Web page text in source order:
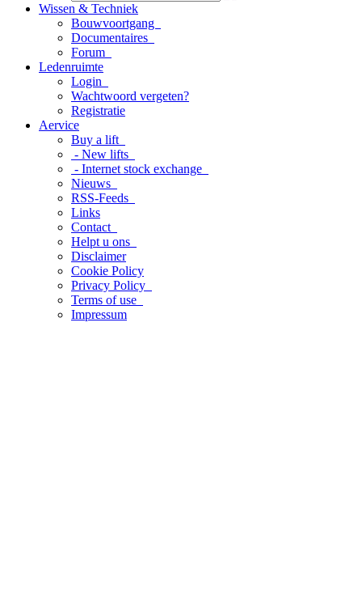
Wissen & Techniek
Bouwvoortgang
Documentaires
Forum
Ledenruimte
Login
Wachtwoord vergeten?
Registratie
Aervice
Buy a lift
- New lifts
- Internet stock exchange
Nieuws
RSS-Feeds
Links
Contact
Helpt u ons
Disclaimer
Cookie Policy
Privacy Policy
Terms of use
Impressum